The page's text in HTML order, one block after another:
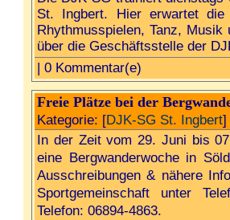
St. Ingbert. Hier erwartet
Rhythmusspielen, Tanz, Musik
über die Geschäftsstelle der
| 0 Kommentar(e)
Freie Plätze bei der
Kategorie: [DJK-SG St. Ingbert]
In der Zeit vom 29. Juni bis
eine Bergwanderwoche in
Ausschreibungen & nähere
Sportgemeinschaft unter
Telefon: 06894-4863.